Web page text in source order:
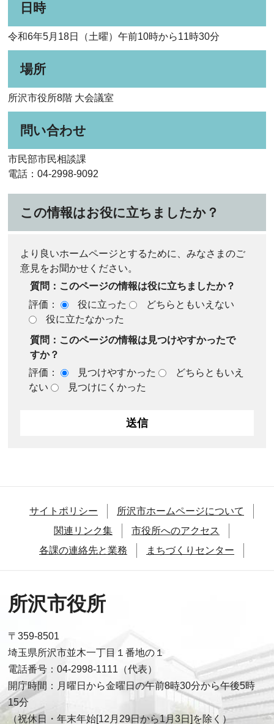
日時
令和6年5月18日（土曜）午前10時から11時30分
場所
所沢市役所8階 大会議室
問い合わせ
市民部市民相談課
電話：04-2998-9092
この情報はお役に立ちましたか？
より良いホームページとするために、みなさまのご
意見をお聞かせください。
質問：このページの情報は役に立ちましたか？
評価：
役に立った
どちらともいえない
役に立たなかった
質問：このページの情報は見つけやすかったで
すか？
評価：
見つけやすかった
どちらともいえ
ない
見つけにくかった
サイトポリシー
所沢市ホームページについて
関連リンク集
市役所へのアクセス
各課の連絡先と業務
まちづくりセンター
所沢市役所
〒359-8501
埼玉県所沢市並木一丁目１番地の１
電話番号：04-2998-1111（代表）
開庁時間：月曜日から金曜日の午前8時30分から午後5時
15分
（祝休日・年末年始[12月29日から1月3日]を除く）